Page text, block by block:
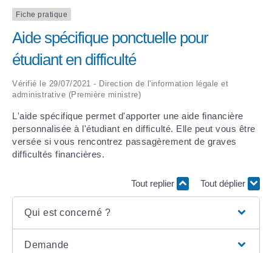
Fiche pratique
Aide spécifique ponctuelle pour
étudiant en difficulté
Vérifié le 29/07/2021 - Direction de l'information légale et
administrative (Première ministre)
L'aide spécifique permet d'apporter une aide financière
personnalisée à l'étudiant en difficulté. Elle peut vous être
versée si vous rencontrez passagèrement de graves
difficultés financières.
Tout replier Tout déplier
Qui est concerné ?
Demande
FICHE D'ORGANISATION MANIFESTATION
PLAN D'ACTION MUNICIPAL
DÉLIBÉRATIONS